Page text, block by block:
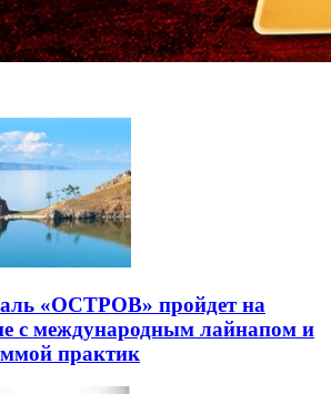
«ОСТРОВ» пройдет на
с международным лайнапом и
практик